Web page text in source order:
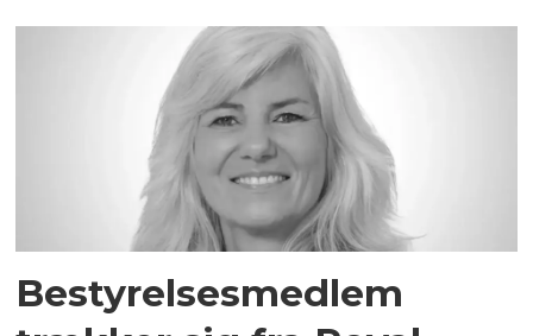
Bestyrelsesmedlem